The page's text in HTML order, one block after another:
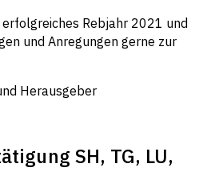
Rebjahr 2021 und
und Anregungen gerne zur
Herausgeber
SH, TG, LU,